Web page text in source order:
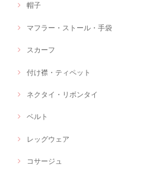
帽子
マフラー・ストール・手袋
スカーフ
付け襟・ティペット
ネクタイ・リボンタイ
ベルト
レッグウェア
コサージュ